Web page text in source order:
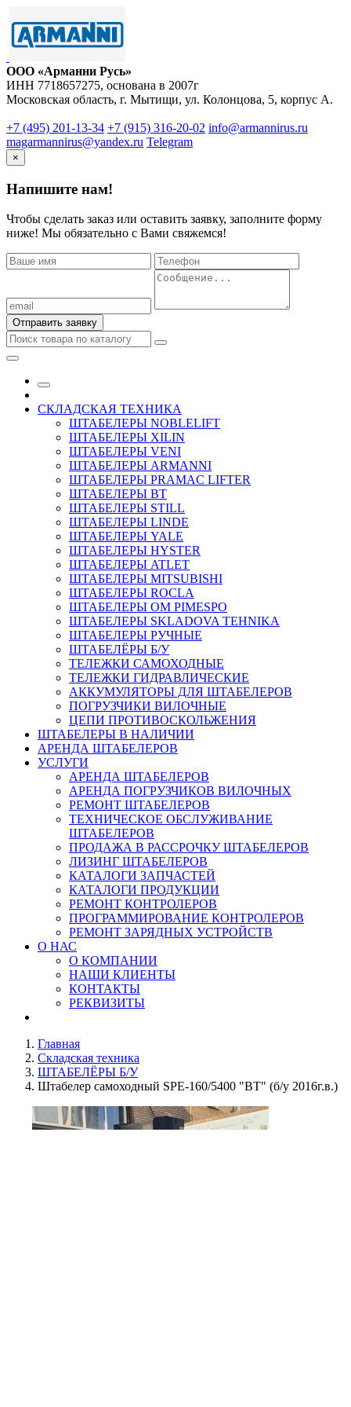
ООО «Арманни Русь»
ИНН 7718657275, основана в 2007г
Московская область, г. Мытищи, ул. Колонцова, 5, корпус А.
+7 (495) 201-13-34 ‪+7 (915) 316-20-02 info@armannirus.ru
magarmannirus@yandex.ru Telegram
×
Напишите нам!
Чтобы сделать заказ или оставить заявку, заполните форму
ниже! Мы обязательно с Вами свяжемся!
Отправить заявку
СКЛАДСКАЯ ТЕХНИКА
ШТАБЕЛЕРЫ NOBLELIFT
ШТАБЕЛЕРЫ XILIN
ШТАБЕЛЕРЫ VENI
ШТАБЕЛЕРЫ ARMANNI
ШТАБЕЛЕРЫ PRAMAC LIFTER
ШТАБЕЛЕРЫ BT
ШТАБЕЛЕРЫ STILL
ШТАБЕЛЕРЫ LINDE
ШТАБЕЛЕРЫ YALE
ШТАБЕЛЕРЫ HYSTER
ШТАБЕЛЕРЫ ATLET
ШТАБЕЛЕРЫ MITSUBISHI
ШТАБЕЛЕРЫ ROCLA
ШТАБЕЛЕРЫ OM PIMESPO
ШТАБЕЛЕРЫ SKLADOVA TEHNIKA
ШТАБЕЛЕРЫ РУЧНЫЕ
ШТАБЕЛЁРЫ Б/У
ТЕЛЕЖКИ САМОХОДНЫЕ
ТЕЛЕЖКИ ГИДРАВЛИЧЕСКИЕ
АККУМУЛЯТОРЫ ДЛЯ ШТАБЕЛЕРОВ
ПОГРУЗЧИКИ ВИЛОЧНЫЕ
ЦЕПИ ПРОТИВОСКОЛЬЖЕНИЯ
ШТАБЕЛЕРЫ В НАЛИЧИИ
АРЕНДА ШТАБЕЛЕРОВ
УСЛУГИ
АРЕНДА ШТАБЕЛЕРОВ
АРЕНДА ПОГРУЗЧИКОВ ВИЛОЧНЫХ
РЕМОНТ ШТАБЕЛЕРОВ
ТЕХНИЧЕСКОЕ ОБСЛУЖИВАНИЕ
ШТАБЕЛЕРОВ
ПРОДАЖА В РАССРОЧКУ ШТАБЕЛЕРОВ
ЛИЗИНГ ШТАБЕЛЕРОВ
КАТАЛОГИ ЗАПЧАСТЕЙ
КАТАЛОГИ ПРОДУКЦИИ
РЕМОНТ КОНТРОЛЕРОВ
ПРОГРАММИРОВАНИЕ КОНТРОЛЕРОВ
РЕМОНТ ЗАРЯДНЫХ УСТРОЙСТВ
О НАС
О КОМПАНИИ
НАШИ КЛИЕНТЫ
КОНТАКТЫ
РЕКВИЗИТЫ
Главная
Складская техника
ШТАБЕЛЁРЫ Б/У
Штабелер самоходный SPE-160/5400 "BT" (б/у 2016г.в.)